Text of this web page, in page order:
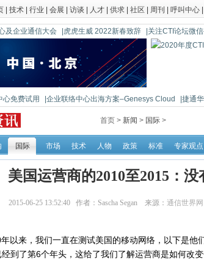
技术 行业 会展 访谈 人才 供求 社区 周刊 呼叫中心
及企业通信大会 |虎虎生威 2022新春致辞 |关注CTI论坛微
心免费试用 |企业联络中心出海方案–Genesys Cloud |捷通
网关DAG1000-4S
首页 > 新闻 > 国际 >
国际 市场 技术 人物 政策 标准 专家观点
美国运营商的2010至2015：
2015-06-25 13:52:40 作者：Sascha Segan 来源： 通信世界网
来，我们一直在测试美国的移动网络，以下是他
经到了第6个年头，这给了我们了解运营商是如何改